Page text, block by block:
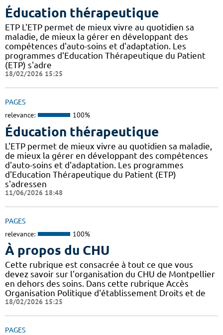
Éducation thérapeutique
ETP L'ETP permet de mieux vivre au quotidien sa
maladie, de mieux la gérer en développant des
compétences d'auto-soins et d'adaptation. Les
programmes d'Education Thérapeutique du Patient
(ETP) s'adre
18/02/2026 15:25
PAGES
relevance: 100%
Éducation thérapeutique
L'ETP permet de mieux vivre au quotidien sa maladie,
de mieux la gérer en développant des compétences
d'auto-soins et d'adaptation. Les programmes
d'Education Thérapeutique du Patient (ETP)
s'adressen
11/06/2026 18:48
PAGES
relevance: 100%
À propos du CHU
Cette rubrique est consacrée à tout ce que vous
devez savoir sur l'organisation du CHU de Montpellier
en dehors des soins. Dans cette rubrique Accès
Organisation Politique d'établissement Droits et de
18/02/2026 15:25
PAGES